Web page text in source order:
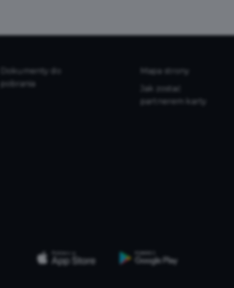
Dokumenty do
pobrania
Mapa strony
Jak zostać
partnerem karty